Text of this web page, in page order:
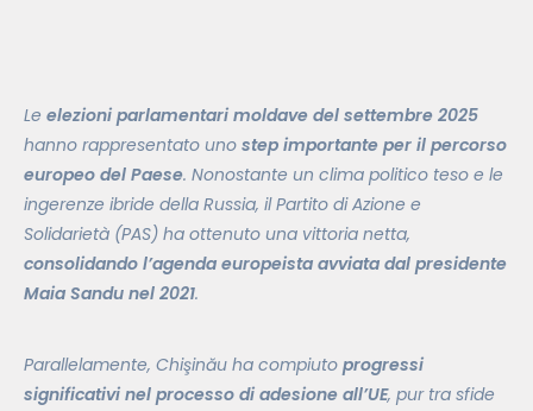
Le elezioni parlamentari moldave del settembre 2025
hanno rappresentato uno step importante per il percorso
europeo del Paese. Nonostante un clima politico teso e le
ingerenze ibride della Russia, il Partito di Azione e
Solidarietà (PAS) ha ottenuto una vittoria netta,
consolidando l’agenda europeista avviata dal presidente
Maia Sandu nel 2021.
Parallelamente, Chişinău ha compiuto progressi
significativi nel processo di adesione all’UE, pur tra sfide